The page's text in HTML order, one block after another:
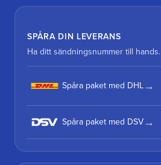
SPÅRA DIN LEVERANS
Ha ditt sändningsnummer till hands.
Spåra paket med DHL
Spåra paket med DSV